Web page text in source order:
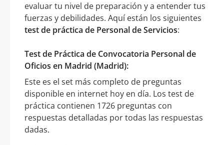
evaluar tu nivel de preparación y a entender tus
fuerzas y debilidades. Aquí están los siguientes
test de práctica de Personal de Servicios:
Test de Práctica de Convocatoria Personal de
Oficios en Madrid (Madrid):
Este es el set más completo de preguntas
disponible en internet hoy en día. Los test de
práctica contienen 1726 preguntas con
respuestas detalladas por todas las respuestas
dadas.